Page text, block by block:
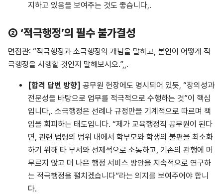
지하고 있음을 보여주는 것도 좋습니다,.
② ‘적극행정’의 필수 불가결성
면접관: “적극행정과 소극행정의 개념을 말하고, 본인이 어떻게 적
극행정을 시행할 것인지 말해보시오.”,,.
[합격 답변 방향] 공무원 헌장에도 명시되어 있듯, “창의성과
전문성을 바탕으로 업무를 적극적으로 수행하는 것”이 핵심
입니다,. 소극행정은 선례나 규정만을 기계적으로 따르며 책
임을 회피하는 태도입니다. “제가 교육행정직 공무원이 된다
면, 관련 법령의 범위 내에서 학부모와 학생의 불편을 최소화
하기 위해 타 부서와 선제적으로 소통하고, 기존의 관행에 머
무르지 않고 더 나은 행정 서비스 방안을 지속적으로 연구하
는 적극행정을 펼치겠습니다”라는 의지를 보여주어야 합니
다.